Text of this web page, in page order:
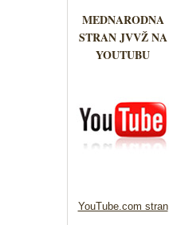
MEDNARODNA
STRAN JVVŽ NA
YOUTUBU
YouTube.com stran